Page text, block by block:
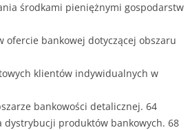
środkami pieniężnymi gospodarstw
ofercie bankowej dotyczącej obszaru
klientów indywidualnych w
bankowości detalicznej. 64
dystrybucji produktów bankowych. 68